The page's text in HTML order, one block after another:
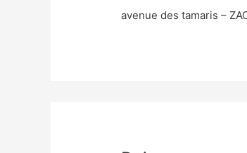
avenue des tamaris –